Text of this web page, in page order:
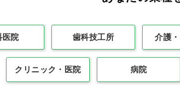
この商
レビューは
医院 歯科技工所 介護
クリニック・医院 病院